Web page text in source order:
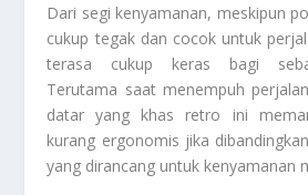
Dari segi kenyamanan, meskipun
cukup tegak dan cocok untuk
terasa cukup keras bagi
Terutama saat menempuh
datar yang khas retro ini
kurang ergonomis jika
yang dirancang untuk kenyamanan